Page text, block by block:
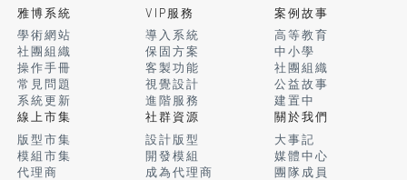
雅博系統
學術網站
社團組織
操作手冊
常見問題
系統更新
VIP服務
導入系統
保固方案
客製功能
視覺設計
進階服務
案例故事
高等教育
中小學
社團組織
公益故事
建置中
線上市集
版型市集
模組市集
代理商
社群資源
設計版型
開發模組
成為代理商
關於我們
大事記
媒體中心
團隊成員